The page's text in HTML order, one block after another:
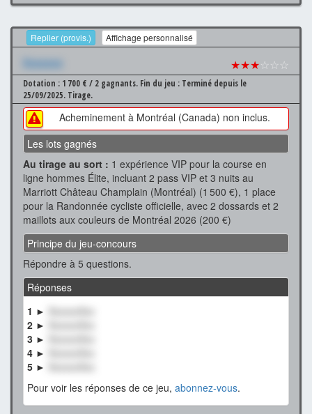
Replier (provis.) Affichage personnalisé
Xxxxxxx ★★★☆☆☆
Dotation : 1 700 € / 2 gagnants. Fin du jeu : Terminé depuis le
25/09/2025. Tirage.
Acheminement à Montréal (Canada) non inclus.
Les lots gagnés
Au tirage au sort : 1 expérience VIP pour la course en
ligne hommes Élite, incluant 2 pass VIP et 3 nuits au
Marriott Château Champlain (Montréal) (1 500 €), 1 place
pour la Randonnée cycliste officielle, avec 2 dossards et 2
maillots aux couleurs de Montréal 2026 (200 €)
Principe du jeu-concours
Répondre à 5 questions.
Réponses
1 ►
2 ►
3 ►
4 ►
5 ►
Pour voir les réponses de ce jeu, abonnez-vous.